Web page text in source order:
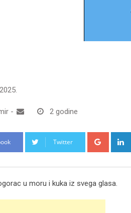
- 2 godine
Twitter Google+
u moru i kuka iz svega glasa.